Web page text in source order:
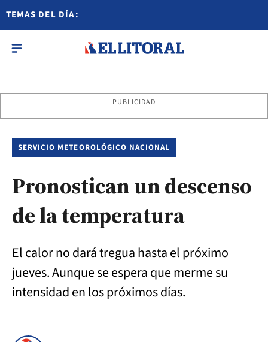
TEMAS DEL DÍA:
PUBLICIDAD
SERVICIO METEOROLÓGICO NACIONAL
Pronostican un descenso
de la temperatura
El calor no dará tregua hasta el próximo
jueves. Aunque se espera que merme su
intensidad en los próximos días.